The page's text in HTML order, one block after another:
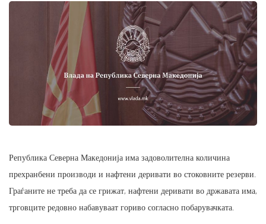
Република Северна Македонија има задоволителна количина
прехранбени производи и нафтени деривати во стоковните резерви.
Граѓаните не треба да се грижат, нафтени деривати во државата има,
трговците редовно набавуваат гориво согласно побарувачката.